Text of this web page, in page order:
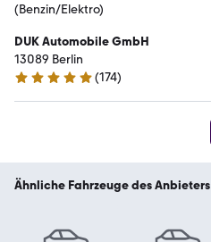
(Benzin/Elektro)
DUK Automobile GmbH
13089 Berlin
4.9 Sterne
(174)
Ähnliche Fahrzeuge des Anbieters